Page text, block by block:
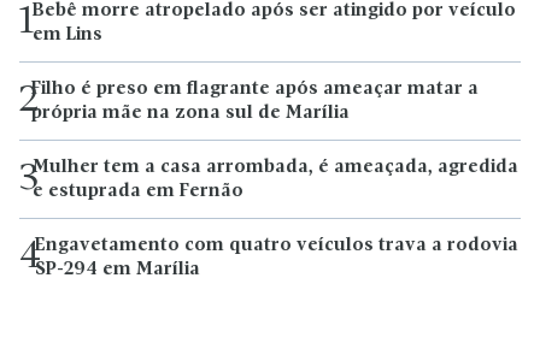
1Bebê morre atropelado após ser atingido por veículo
em Lins
2Filho é preso em flagrante após ameaçar matar a
própria mãe na zona sul de Marília
3Mulher tem a casa arrombada, é ameaçada, agredida
e estuprada em Fernão
4Engavetamento com quatro veículos trava a rodovia
SP-294 em Marília